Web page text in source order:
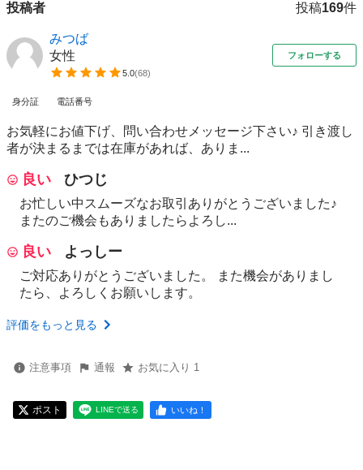
投稿者 投稿169件
みつば
女性
5.0(68)
フォローする
身分証 電話番号
お気軽にお値下げ、問い合わせメッセージ下さい♪ 引き渡し
者が決まるまでは在庫があれば、ありま...
良い ひつじ
お忙しい中スムーズなお取引ありがとうございました♪
またのご機会もありましたらよろし...
良い よっしー
ご対応ありがとうございました。 また機会がありまし
たら、よろしくお願いします。
評価をもっと見る
注意事項 通報 お気に入り 1
ポスト LINEで送る いいね！